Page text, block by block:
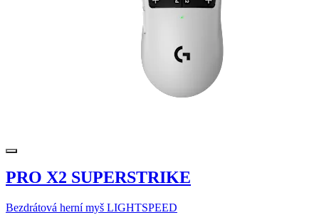
PRO X2 SUPERSTRIKE
Bezdrátová herní myš LIGHTSPEED